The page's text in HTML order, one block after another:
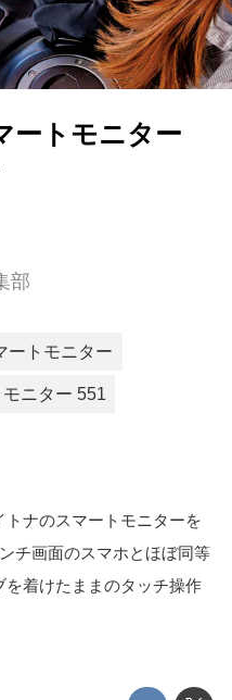
ートモニター
部
ートモニター
ニター 551
ナのスマートモニターを
チ画面のスマホとほぼ同等
着けたままのタッチ操作